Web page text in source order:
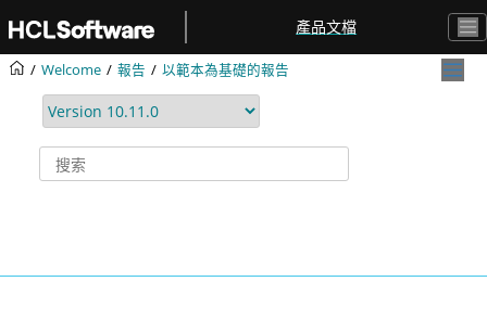
產品文檔
Welcome 報告 以範本為基礎的報告